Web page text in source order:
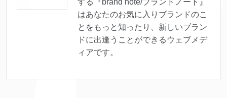
はあなたのお気に入りブランドのこ
とをもっと知ったり、新しいブラン
ドに出逢うことができるウェブメデ
ィアです。